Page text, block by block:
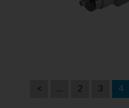
Précédent
… 2 3 4